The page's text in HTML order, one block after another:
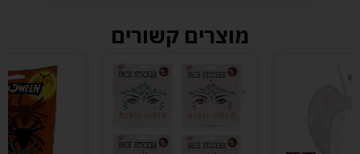
מוצרים קשורים